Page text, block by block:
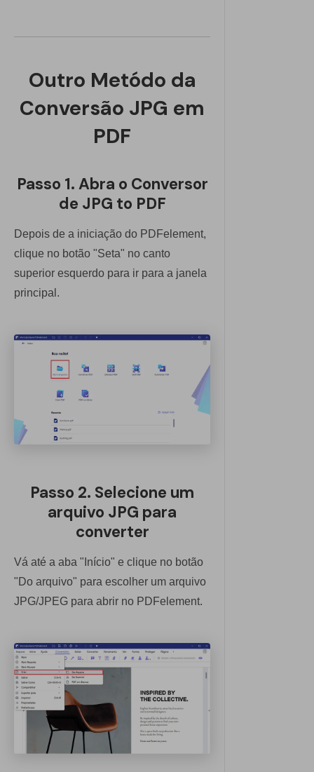
Outro Metódo da
Conversão JPG em
PDF
Passo 1. Abra o Conversor
de JPG to PDF
Depois de a iniciação do PDFelement,
clique no botão "Seta" no canto
superior esquerdo para ir para a janela
principal.
Passo 2. Selecione um
arquivo JPG para
converter
Vá até a aba "Início" e clique no botão
"Do arquivo" para escolher um arquivo
JPG/JPEG para abrir no PDFelement.